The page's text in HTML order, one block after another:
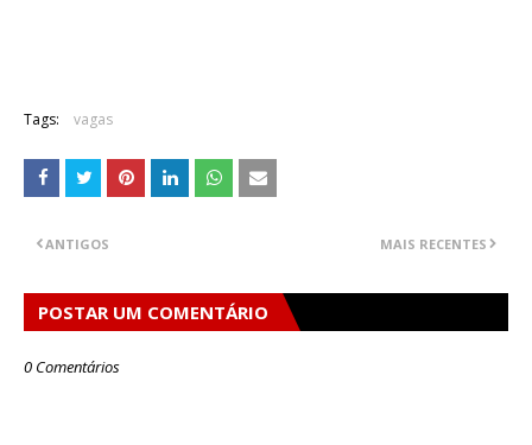
Tags: vagas
MAIS RECENTES
ANTIGOS
POSTAR UM COMENTÁRIO
0 Comentários